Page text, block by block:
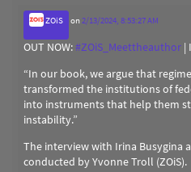
ZOiS on2/13/2024, 8:53:27 AM
OUT NOW:#ZOiS_Meettheauthor |
“In our book, we argue that
transformed the institutions of
into instruments that help them
instability.”
The interview with Irina Busygina
conducted by Yvonne Troll (ZOiS).